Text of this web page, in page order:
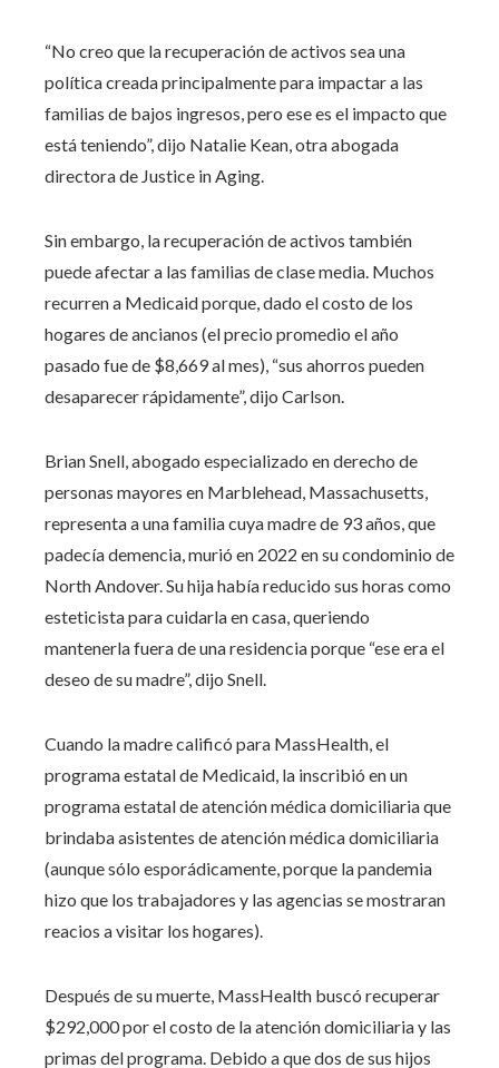
“No creo que la recuperación de activos sea una
política creada principalmente para impactar a las
familias de bajos ingresos, pero ese es el impacto que
está teniendo”, dijo Natalie Kean, otra abogada
directora de Justice in Aging.
Sin embargo, la recuperación de activos también
puede afectar a las familias de clase media. Muchos
recurren a Medicaid porque, dado el costo de los
hogares de ancianos (el precio promedio el año
pasado fue de $8,669 al mes), “sus ahorros pueden
desaparecer rápidamente”, dijo Carlson.
Brian Snell, abogado especializado en derecho de
personas mayores en Marblehead, Massachusetts,
representa a una familia cuya madre de 93 años, que
padecía demencia, murió en 2022 en su condominio de
North Andover. Su hija había reducido sus horas como
esteticista para cuidarla en casa, queriendo
mantenerla fuera de una residencia porque “ese era el
deseo de su madre”, dijo Snell.
Cuando la madre calificó para MassHealth, el
programa estatal de Medicaid, la inscribió en un
programa estatal de atención médica domiciliaria que
brindaba asistentes de atención médica domiciliaria
(aunque sólo esporádicamente, porque la pandemia
hizo que los trabajadores y las agencias se mostraran
reacios a visitar los hogares).
Después de su muerte, MassHealth buscó recuperar
$292,000 por el costo de la atención domiciliaria y las
primas del programa. Debido a que dos de sus hijos